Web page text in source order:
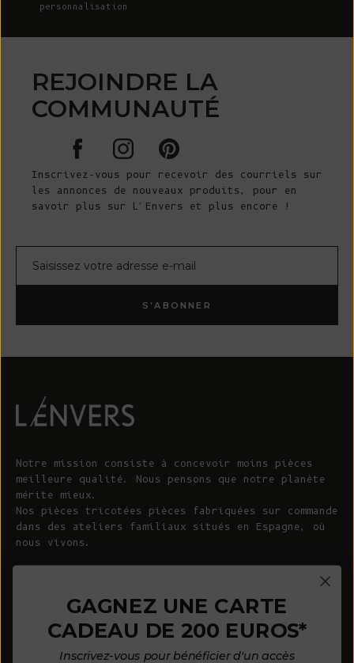
personnalisation
REJOINDRE LA
COMMUNAUTÉ
Inscrivez-vous pour recevoir des courriels sur
les annonces de nouveaux produits, pour en
savoir plus sur L'Envers et plus encore !
S'ABONNER
Notre mission consiste à concevoir moins pièces
meilleure qualité. Nous pensons que notre planète
mérite mieux.
Nos pièces tricotées pièces fabriquées sur commande
dans des ateliers familiaux situés en Espagne, où
nous vivons.
À PROPOS DE L'ENVERS
GAGNEZ UNE CARTE
CADEAU DE 200 EUROS*
Inscrivez-vous pour bénéficier d'un accès